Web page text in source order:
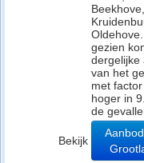
gezien
dergelijke
van het
met
hoger in
de
Bekijk